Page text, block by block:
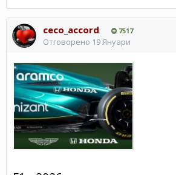
ceco_accord 7517
Отговорено 19 Януари